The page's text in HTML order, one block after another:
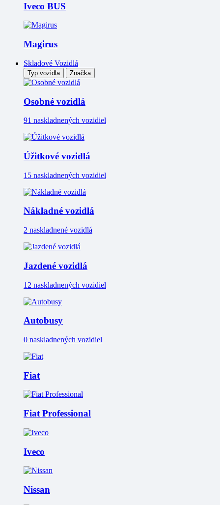
Iveco BUS
Magirus
Skladové Vozidlá
Typ vozidla Značka
Osobné vozidlá
91 naskladnených vozidiel
Úžitkové vozidlá
15 naskladnených vozidiel
Nákladné vozidlá
2 naskladnené vozidlá
Jazdené vozidlá
12 naskladnených vozidiel
Autobusy
0 naskladnených vozidiel
Fiat
Fiat Professional
Iveco
Nissan